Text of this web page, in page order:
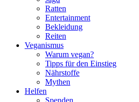
Ratten
Entertainment
Bekleidung
Reiten
Veganismus
Warum vegan?
Tipps für den Einstieg
Nährstoffe
Mythen
Helfen
Spenden